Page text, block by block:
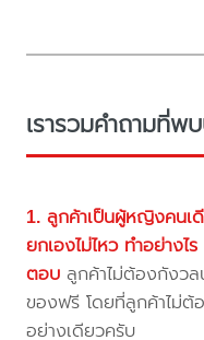
เรารวมคำถามที่พ
1. ลูกค้าเป็นผู้หญิงคนเ
ยกเองไม่ไหว ทำอย่างไ
ตอบ ลูกค้าไม่ต้องกังวล
ของฟรี โดยที่ลูกค้าไม่ต้
อย่างเดียวครับ